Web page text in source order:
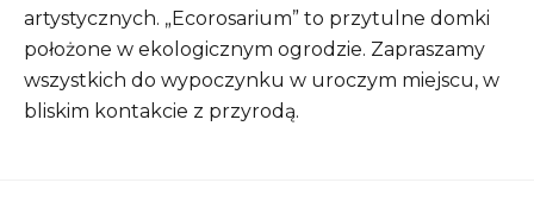
artystycznych. „Ecorosarium” to przytulne domki
położone w ekologicznym ogrodzie. Zapraszamy
wszystkich do wypoczynku w uroczym miejscu, w
bliskim kontakcie z przyrodą.